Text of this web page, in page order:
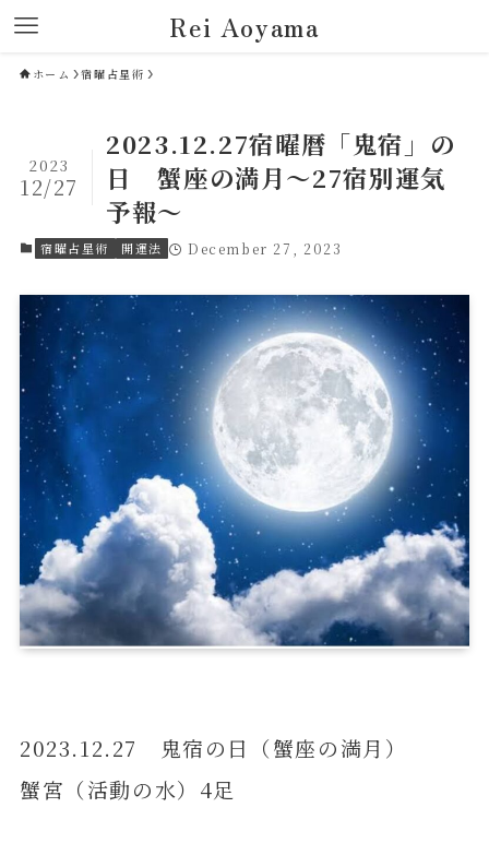
Rei Aoyama
ホーム 宿曜占星術
2023.12.27宿曜暦「鬼宿」の
日 蟹座の満月～27宿別運気
予報～
2023
12/27
宿曜占星術 開運法 December 27, 2023
2023.12.27 鬼宿の日（蟹座の満月）
蟹宮（活動の水）4足